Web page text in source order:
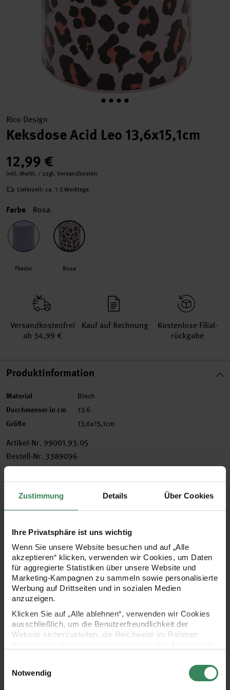
Zustimmung Details Über Cookies
Ihre Privatsphäre ist uns wichtig
Wenn Sie unsere Website besuchen und auf „Alle
akzeptieren“ klicken, verwenden wir Cookies, um Daten
für aggregierte Statistiken über unsere Website und
Marketing-Kampagnen zu sammeln sowie personalisierte
Werbung auf Drittseiten und in sozialen Medien
anzuzeigen.
Klicken Sie auf „Alle ablehnen“, verwenden wir Cookies
ausschließlich, um die Benutzerfreundlichkeit der
Website sicherzustellen, die Reichweite im Rahmen
Ihre Einwilligung ist freiwillig und kann jederzeit über den
Link „Cookie-Einstellungen“ im Fußbereich der Seite
Notwendig
Rico Design
Keksdose Acid Leo 13,6x15,1cm
12,99 €
inkl. MwSt. / zzgl. Versandkosten
Lieferzeit: ca. 1-3 Werktage
Farbe Rosa
Flieder Rosa
Versand­kosten­frei
ab 34,99 €
Kauf auf Rechnung
Kosten­lose Filial­
rückgabe
Produktinformation
Material Blech
Durchmesser in cm 13.6
Größe 13,6x15,1cm
Artikel-Nr. 99001.93.05
Bestell-Nr. 3389096
Was wäre das Leben ohne leckere Kekse? Zur Aufbewahrung
der Leckereien eignet sich diese Keksdose mit trendigem
Leopardenmuster. Die Dose hat einen Durchmesser von ca.
13,6 cm und eine Höhe von ca. 15 cm. Die Neon-Farbakzente
sorgen für glänzende Highlights. Aufgrund ihrer Foodsafe-
Verschenken von Keksen oder anderen Lebensmitteln. Sie
kann aber auch ganz allgemein als Vorratsdose für diverse
Regal.